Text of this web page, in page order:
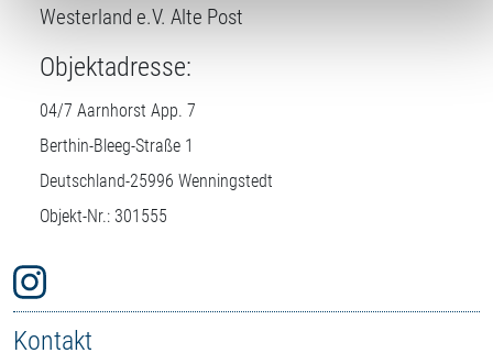
Westerland e.V. Alte Post
Objektadresse:
04/7 Aarnhorst App. 7
Berthin-Bleeg-Straße 1
Deutschland-25996 Wenningstedt
Objekt-Nr.: 301555
Kontakt